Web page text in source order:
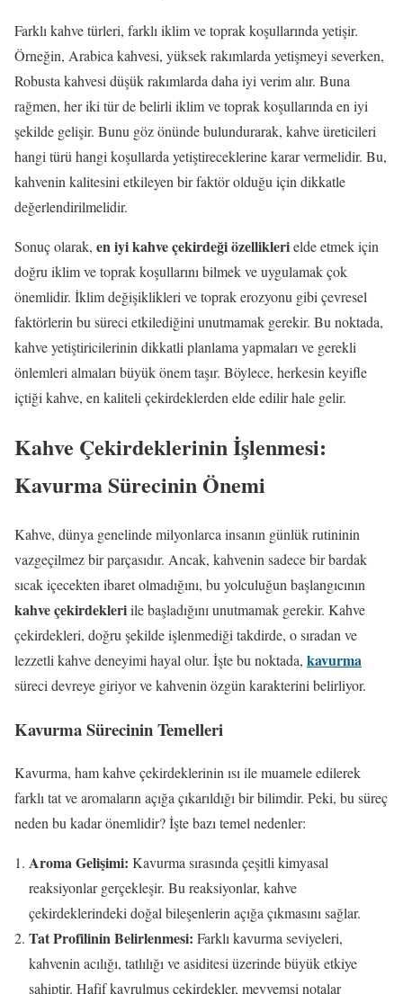
Farklı kahve türleri, farklı iklim ve toprak koşullarında yetişir.
Örneğin, Arabica kahvesi, yüksek rakımlarda yetişmeyi severken,
Robusta kahvesi düşük rakımlarda daha iyi verim alır. Buna
rağmen, her iki tür de belirli iklim ve toprak koşullarında en iyi
şekilde gelişir. Bunu göz önünde bulundurarak, kahve üreticileri
hangi türü hangi koşullarda yetiştireceklerine karar vermelidir. Bu,
kahvenin kalitesini etkileyen bir faktör olduğu için dikkatle
değerlendirilmelidir.
Sonuç olarak, en iyi kahve çekirdeği özelliklerielde etmek için
doğru iklim ve toprak koşullarını bilmek ve uygulamak çok
önemlidir. İklim değişiklikleri ve toprak erozyonu gibi çevresel
faktörlerin bu süreci etkilediğini unutmamak gerekir. Bu noktada,
kahve yetiştiricilerinin dikkatli planlama yapmaları ve gerekli
önlemleri almaları büyük önem taşır. Böylece, herkesin keyifle
içtiği kahve, en kaliteli çekirdeklerden elde edilir hale gelir.
Kahve Çekirdeklerinin İşlenmesi:
Kavurma Sürecinin Önemi
Kahve, dünya genelinde milyonlarca insanın günlük rutininin
vazgeçilmez bir parçasıdır. Ancak, kahvenin sadece bir bardak
sıcak içecekten ibaret olmadığını, bu yolculuğun başlangıcının
kahve çekirdekleriile başladığını unutmamak gerekir. Kahve
çekirdekleri, doğru şekilde işlenmediği takdirde, o sıradan ve
lezzetli kahve deneyimi hayal olur. İşte bu noktada, kavurma
süreci devreye giriyor ve kahvenin özgün karakterini belirliyor.
Kavurma Sürecinin Temelleri
Kavurma, ham kahve çekirdeklerinin ısı ile muamele edilerek
farklı tat ve aromaların açığa çıkarıldığı bir bilimdir. Peki, bu süreç
neden bu kadar önemlidir? İşte bazı temel nedenler:
Aroma Gelişimi: Kavurma sırasında çeşitli kimyasal
reaksiyonlar gerçekleşir. Bu reaksiyonlar, kahve
çekirdeklerindeki doğal bileşenlerin açığa çıkmasını sağlar.
Tat Profilinin Belirlenmesi: Farklı kavurma seviyeleri,
kahvenin acılığı, tatlılığı ve asiditesi üzerinde büyük etkiye
sahiptir. Hafif kavrulmuş çekirdekler, meyvemsi notalar